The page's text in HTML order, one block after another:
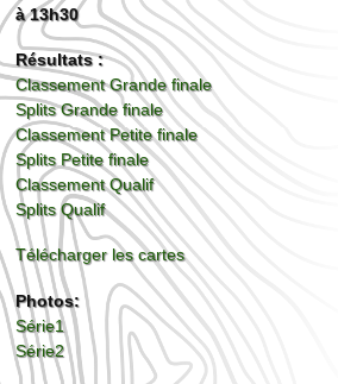
à 13h30
Résultats :
Classement Grande finale
Splits Grande finale
Classement Petite finale
Splits Petite finale
Classement Qualif
Splits Qualif
Télécharger les cartes
Photos:
Série1
Série2